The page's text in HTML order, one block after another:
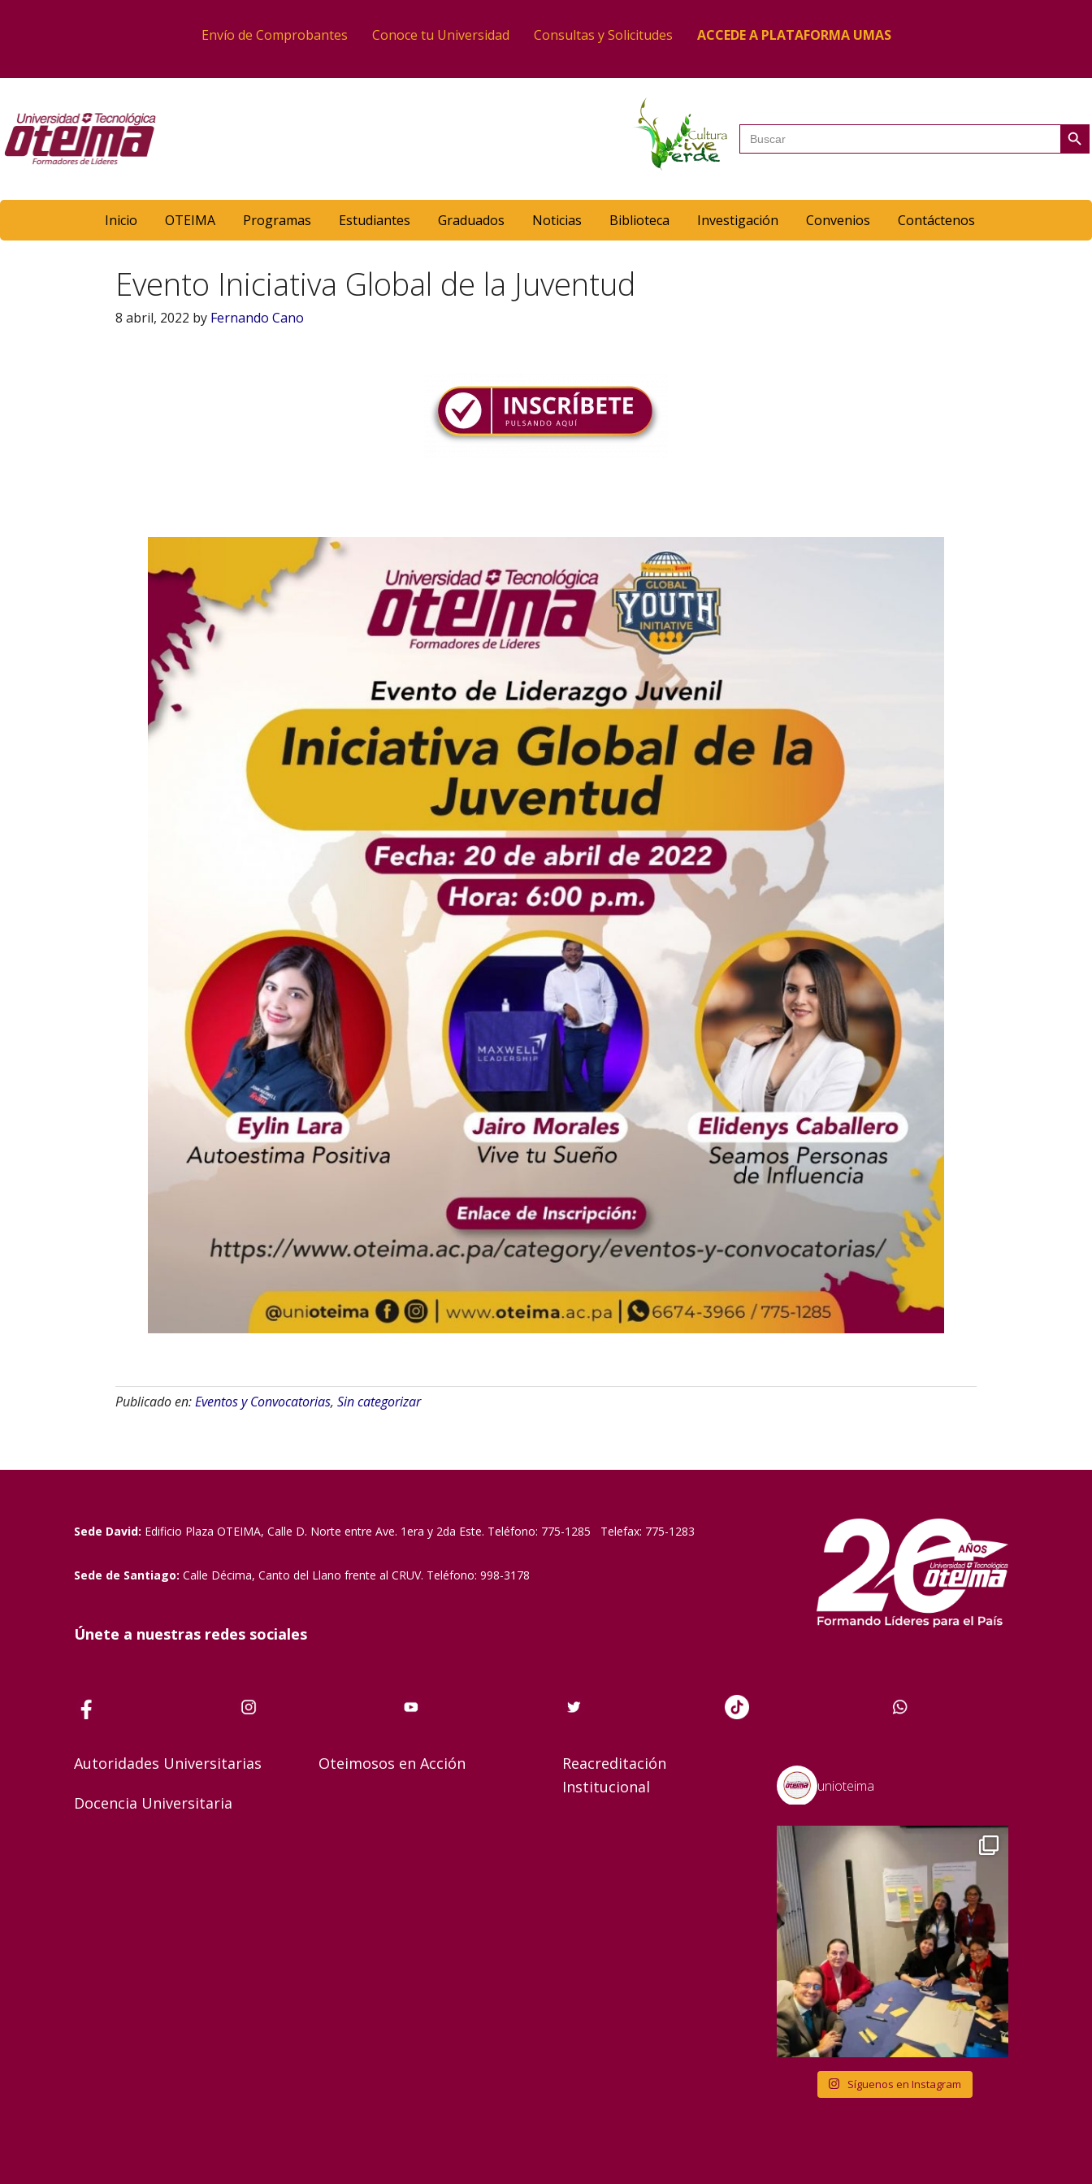
Envío de Comprobantes Conoce tu Universidad Consultas y Solicitudes ACCEDE A PLATAFORMA UMAS
Buscar: Botón de
Inicio OTEIMA Programas Estudiantes Graduados Noticias Biblioteca Investigación Convenios Contáctenos
Evento Iniciativa Global de la Juventud
8 abril, 2022 by Fernando Cano
Publicado en:Eventos y Convocatorias, Sin categorizar
Sede David: Edificio Plaza OTEIMA, Calle D. Norte entre Ave. 1era y 2da Este. Teléfono: 775-1285 Telefax: 775-1283
Sede de Santiago: Calle Décima, Canto del Llano frente al CRUV. Teléfono: 998-3178
Únete a nuestras redes sociales
Autoridades Universitarias
Docencia Universitaria
Oteimosos en Acción
Reacreditación
Institucional
unioteima
Síguenos en Instagram